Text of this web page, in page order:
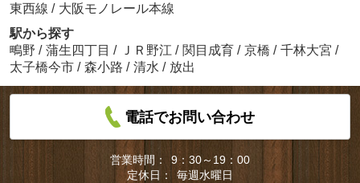
東西線 / 大阪モノレール本線
駅から探す
鴫野 / 蒲生四丁目 / ＪＲ野江 / 関目成育 / 京橋 / 千林大宮 /
太子橋今市 / 森小路 / 清水 / 放出
電話でお問い合わせ
営業時間：
9：30～19：00
定休日：
毎週水曜日